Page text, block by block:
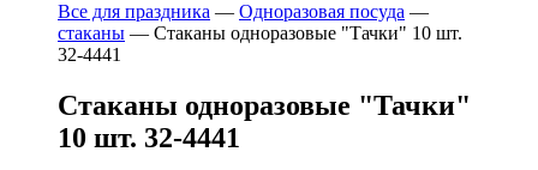
Все для праздника — Одноразовая посуда —
стаканы — Стаканы одноразовые "Тачки" 10 шт.
32-4441
Стаканы одноразовые "Тачки"
10 шт. 32-4441